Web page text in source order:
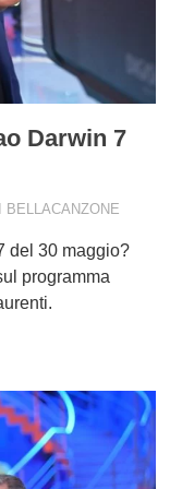
Darwin 7
BELLACANZONE
del 30 maggio?
programma